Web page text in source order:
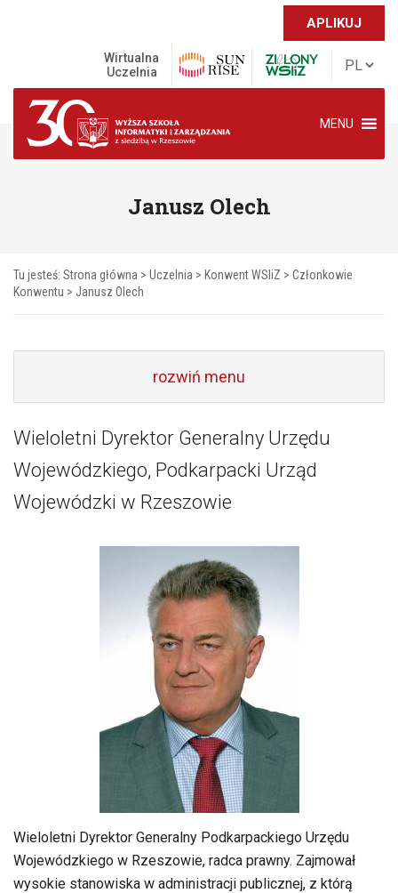
APLIKUJ
Wirtualna
Uczelnia
MENU
Janusz Olech
Tu jesteś: Strona główna > Uczelnia > Konwent WSIiZ > Członkowie
Konwentu > Janusz Olech
rozwiń menu
Wieloletni Dyrektor Generalny Urzędu
Wojewódzkiego, Podkarpacki Urząd
Wojewódzki w Rzeszowie
Wieloletni Dyrektor Generalny Podkarpackiego Urzędu
Wojewódzkiego w Rzeszowie, radca prawny. Zajmował
wysokie stanowiska w administracji publicznej, z którą